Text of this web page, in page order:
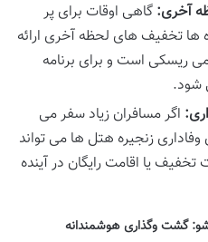
آخری: گاهی اوقات برای پر
ها تخفیف های لحظه آخری ارائه
ریسکی است و برای برنامه
شود.
اگر مسافران زیاد سفر می
زنجیره هتل ها می تواند
تخفیف یا اقامت رایگان در آینده
گشت وگذاری هوشمندانه